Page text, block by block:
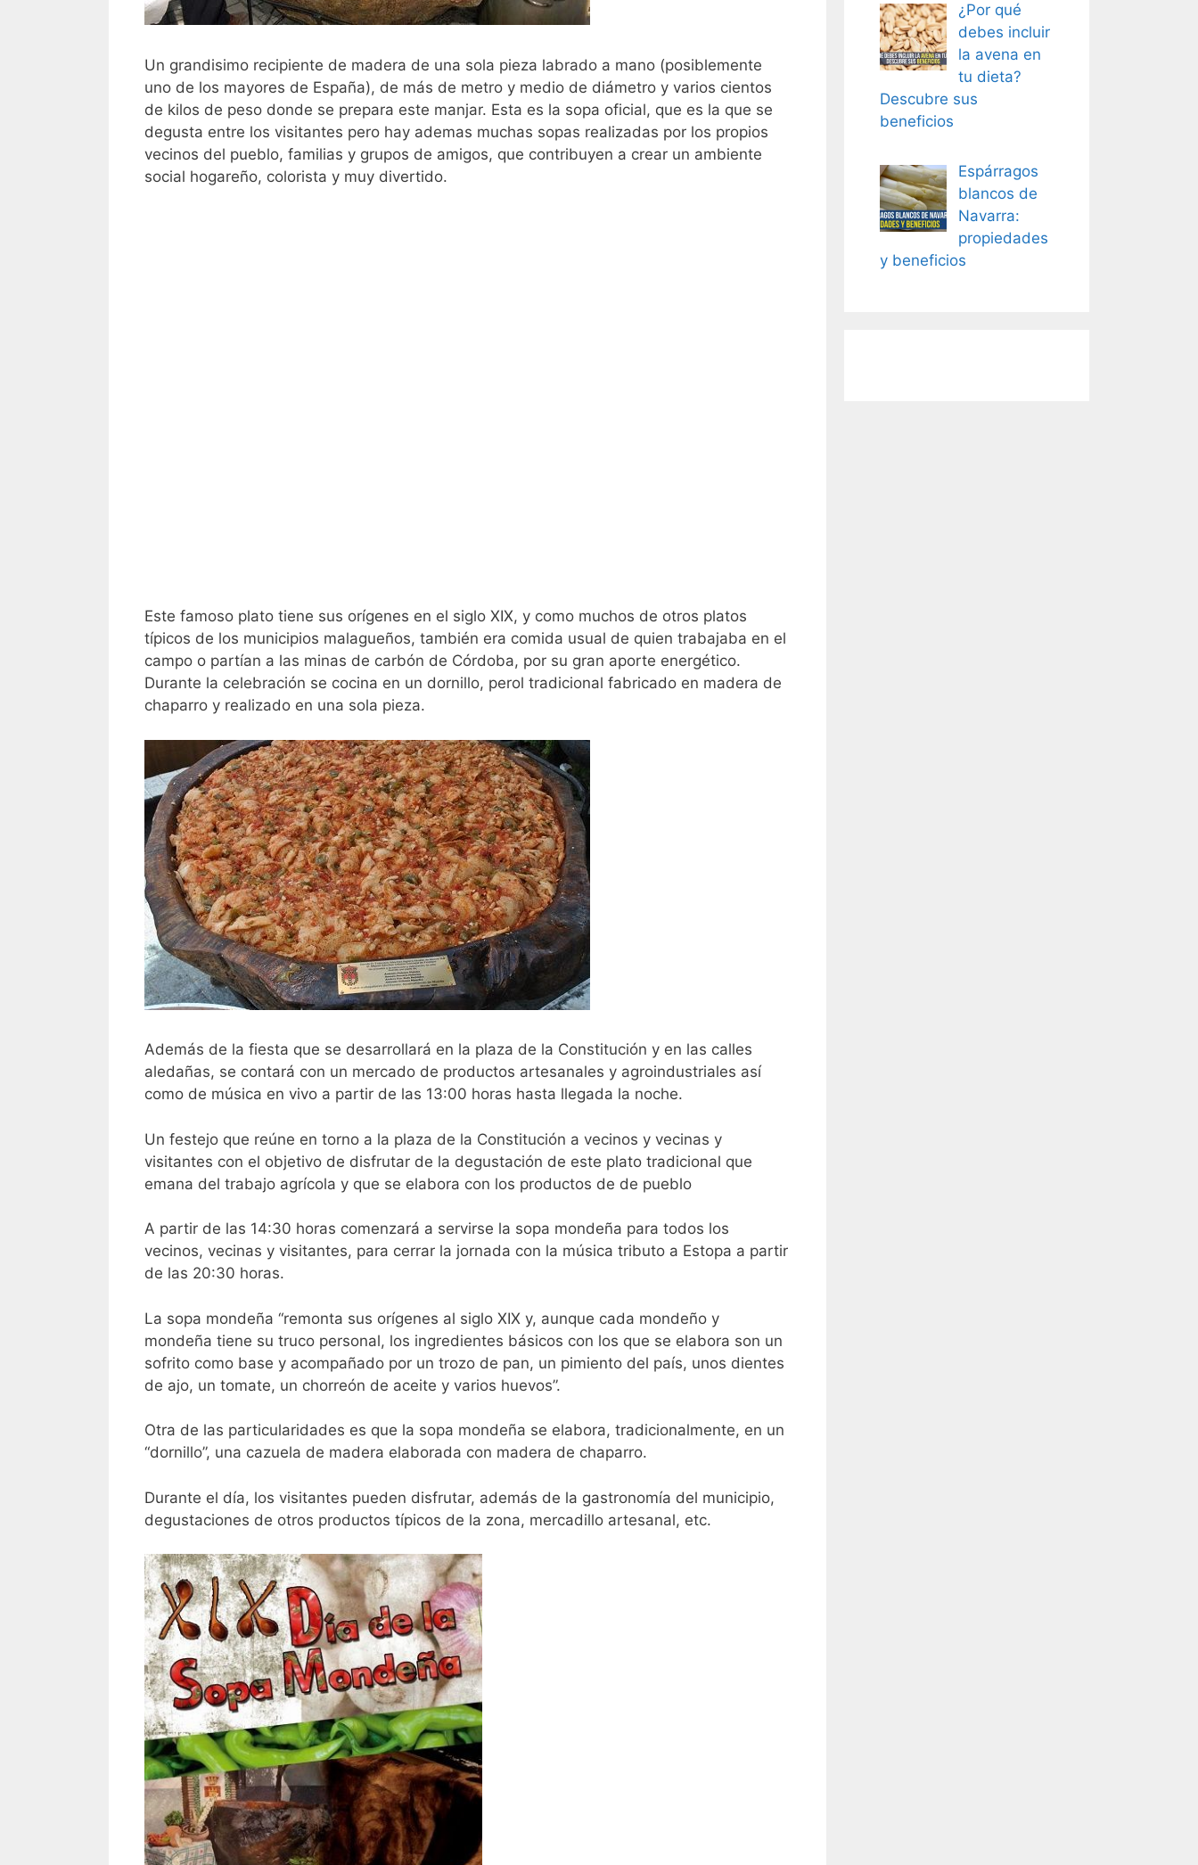
Un grandisimo recipiente de madera de una sola pieza labrado a mano (posiblemente
uno de los mayores de España), de más de metro y medio de diámetro y varios cientos
de kilos de peso donde se prepara este manjar. Esta es la sopa oficial, que es la que se
degusta entre los visitantes pero hay ademas muchas sopas realizadas por los propios
vecinos del pueblo, familias y grupos de amigos, que contribuyen a crear un ambiente
social hogareño, colorista y muy divertido.
Este famoso plato tiene sus orígenes en el siglo XIX, y como muchos de otros platos
típicos de los municipios malagueños, también era comida usual de quien trabajaba en el
campo o partían a las minas de carbón de Córdoba, por su gran aporte energético.
Durante la celebración se cocina en un dornillo, perol tradicional fabricado en madera de
chaparro y realizado en una sola pieza.
Además de la fiesta que se desarrollará en la plaza de la Constitución y en las calles
aledañas, se contará con un mercado de productos artesanales y agroindustriales así
como de música en vivo a partir de las 13:00 horas hasta llegada la noche.
Un festejo que reúne en torno a la plaza de la Constitución a vecinos y vecinas y
visitantes con el objetivo de disfrutar de la degustación de este plato tradicional que
emana del trabajo agrícola y que se elabora con los productos de de pueblo
A partir de las 14:30 horas comenzará a servirse la sopa mondeña para todos los
vecinos, vecinas y visitantes, para cerrar la jornada con la música tributo a Estopa a partir
de las 20:30 horas.
La sopa mondeña “remonta sus orígenes al siglo XIX y, aunque cada mondeño y
mondeña tiene su truco personal, los ingredientes básicos con los que se elabora son un
sofrito como base y acompañado por un trozo de pan, un pimiento del país, unos dientes
de ajo, un tomate, un chorreón de aceite y varios huevos”.
Otra de las particularidades es que la sopa mondeña se elabora, tradicionalmente, en un
“dornillo”, una cazuela de madera elaborada con madera de chaparro.
Durante el día, los visitantes pueden disfrutar, además de la gastronomía del municipio,
degustaciones de otros productos típicos de la zona, mercadillo artesanal, etc.
¿Por qué
debes incluir
la avena en
tu dieta?
Descubre sus
beneficios
Espárragos
blancos de
Navarra:
propiedades
y beneficios